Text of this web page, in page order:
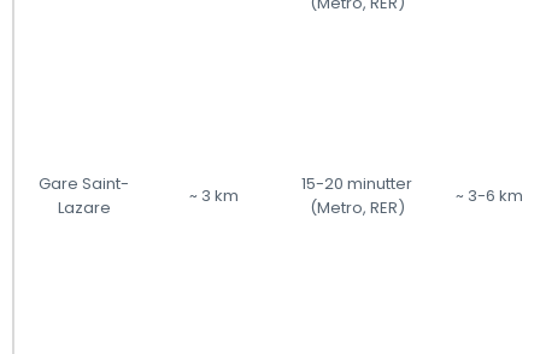
Gare Saint-
Lazare
~ 3 km
15-20 minutter
(Metro, RER)
~ 3-6 km